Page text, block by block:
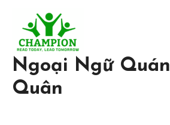
Ngoại Ngữ Quán
Quân